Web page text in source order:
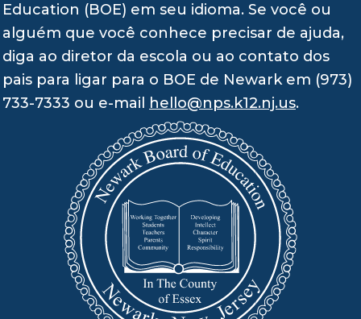
Education (BOE) em seu idioma. Se você ou
alguém que você conhece precisar de ajuda,
diga ao diretor da escola ou ao contato dos
pais para ligar para o BOE de Newark em (973)
733-7333 ou e-mail
hello@nps.k12.nj.us.